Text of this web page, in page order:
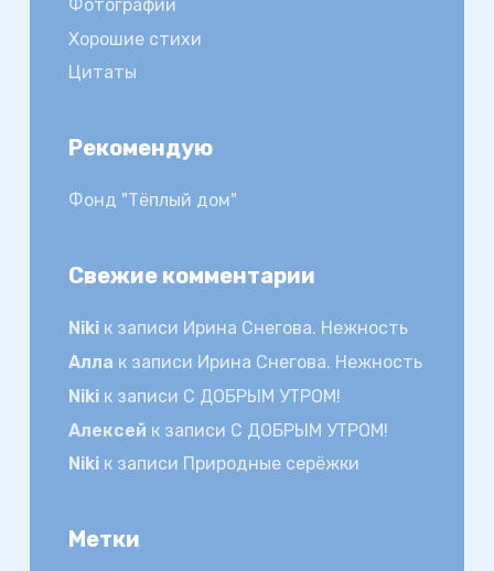
Фотографии
Хорошие стихи
Цитаты
Рекомендую
Фонд "Тёплый дом"
Свежие комментарии
Nikiк записи Ирина Снегова. Нежность
Алла к записи Ирина Снегова. Нежность
Nikiк записи С ДОБРЫМ УТРОМ!
Алексей к записи С ДОБРЫМ УТРОМ!
Nikiк записи Природные серёжки
Метки